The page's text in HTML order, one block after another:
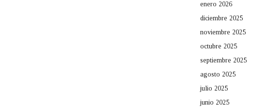
enero 2026
diciembre 2025
noviembre 2025
octubre 2025
septiembre 2025
agosto 2025
julio 2025
junio 2025